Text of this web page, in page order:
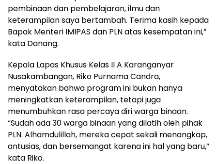
pembinaan dan pembelajaran, ilmu dan
keterampilan saya bertambah. Terima kasih kepada
Bapak Menteri IMIPAS dan PLN atas kesempatan ini,”
kata Danang.
Kepala Lapas Khusus Kelas II A Karanganyar
Nusakambangan, Riko Purnama Candra,
menyatakan bahwa program ini bukan hanya
meningkatkan keterampilan, tetapi juga
menumbuhkan rasa percaya diri warga binaan.
“Sudah ada 30 warga binaan yang dilatih oleh pihak
PLN. Alhamdulillah, mereka cepat sekali menangkap,
antusias, dan bersemangat karena ini hal yang baru,”
kata Riko.